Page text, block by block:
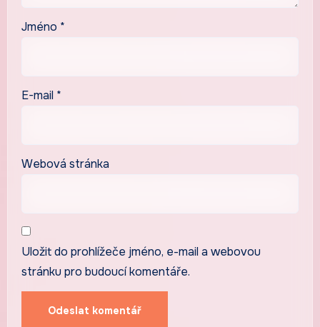
Jméno *
E-mail *
Webová stránka
Uložit do prohlížeče jméno, e-mail a webovou
stránku pro budoucí komentáře.